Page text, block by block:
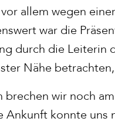
allem wegen
war die
durch die Leiterin
Nähe
brechen wir noch
Ankunft konnte uns